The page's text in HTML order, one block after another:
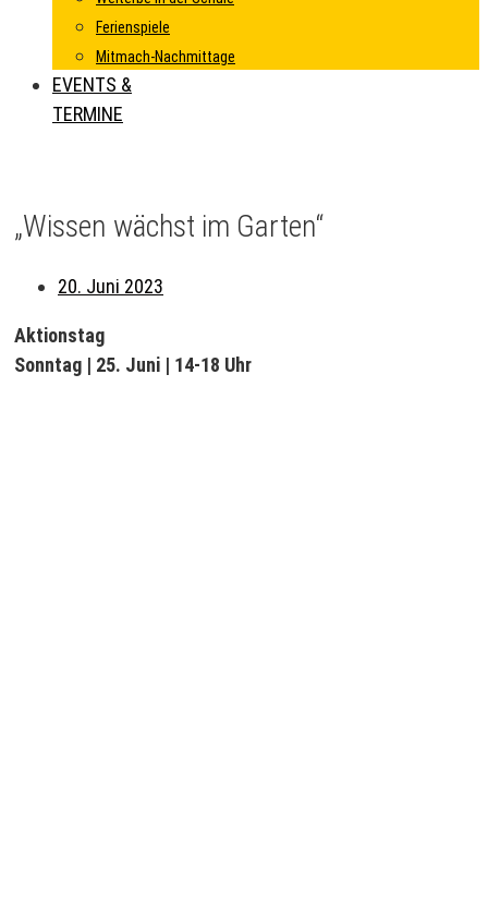
Ferienspiele
Mitmach-Nachmittage
EVENTS &
TERMINE
„Wissen wächst im Garten“
20. Juni 2023
Aktionstag
Sonntag | 25. Juni | 14-18 Uhr